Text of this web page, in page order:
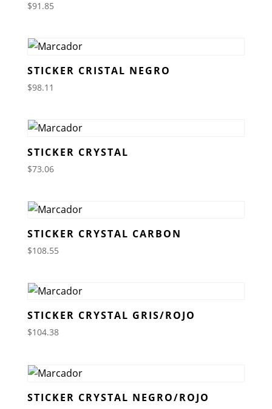
$91.85
STICKER CRISTAL NEGRO
$98.11
STICKER CRYSTAL
$73.06
STICKER CRYSTAL CARBON
$108.55
STICKER CRYSTAL GRIS/ROJO
$104.38
STICKER CRYSTAL NEGRO/ROJO